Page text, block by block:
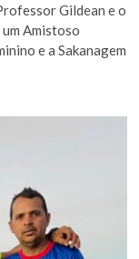
Gildean e o
Amistoso
e a Sakanagem